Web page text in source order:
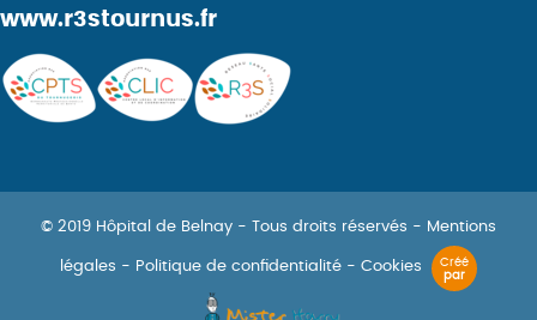
www.r3stournus.fr
© 2019 Hôpital de Belnay - Tous droits réservés - Mentions
légales - Politique de confidentialité - Cookies
Créé
par